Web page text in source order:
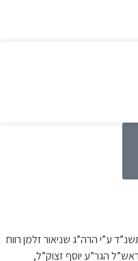
ע”י הרה”ג שניאור זלמן רווח
הגר”ע יוסף זצוק”ל,